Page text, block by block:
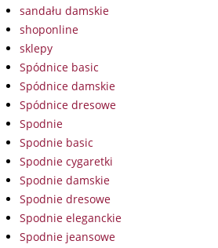
sandału damskie
shoponline
sklepy
Spódnice basic
Spódnice damskie
Spódnice dresowe
Spodnie
Spodnie basic
Spodnie cygaretki
Spodnie damskie
Spodnie dresowe
Spodnie eleganckie
Spodnie jeansowe